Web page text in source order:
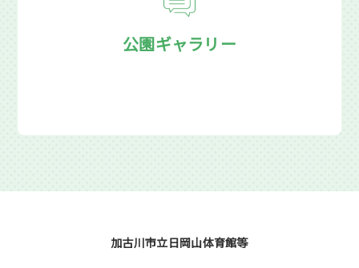
公園ギャラリー
加古川市立日岡山体育館等